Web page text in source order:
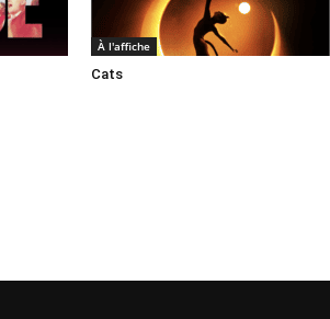
À l'affiche
Cats